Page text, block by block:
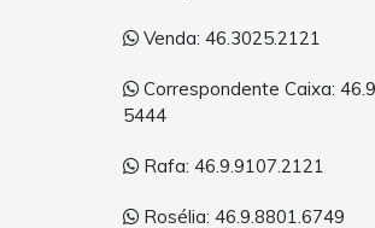
Venda: 46.3025.2121
Correspondente Caixa:
5444
Rafa: 46.9.9107.2121
Rosélia: 46.9.8801.6749